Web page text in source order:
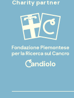
Charity partner